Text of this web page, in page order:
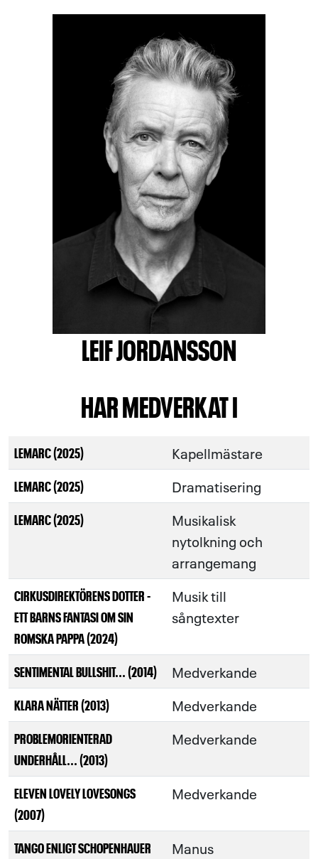
LEIF JORDANSSON
HAR MEDVERKAT I
LEMARC (2025) Kapellmästare
LEMARC (2025) Dramatisering
LEMARC (2025)
Musikalisk
nytolkning och
arrangemang
CIRKUSDIREKTÖRENS DOTTER -
ETT BARNS FANTASI OM SIN
ROMSKA PAPPA (2024)
Musik till
sångtexter
SENTIMENTAL BULLSHIT... (2014) Medverkande
KLARA NÄTTER (2013) Medverkande
PROBLEMORIENTERAD
UNDERHÅLL... (2013)
Medverkande
ELEVEN LOVELY LOVESONGS
(2007)
Medverkande
TANGO ENLIGT SCHOPENHAUER
Manus